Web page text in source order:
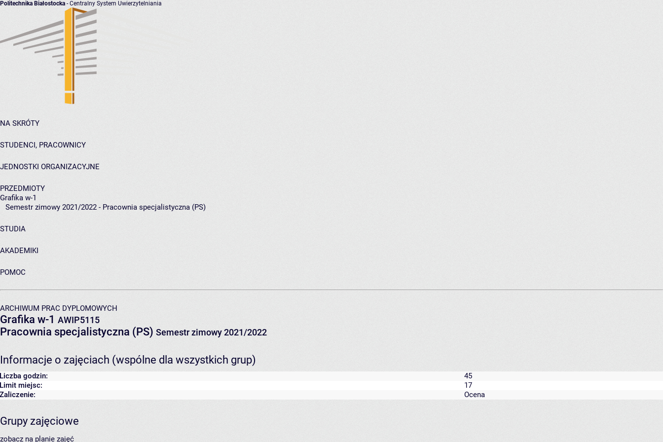
Politechnika Białostocka - Centralny System Uwierzytelniania
NA SKRÓTY
STUDENCI, PRACOWNICY
JEDNOSTKI ORGANIZACYJNE
PRZEDMIOTY
Grafika w-1
Semestr zimowy 2021/2022 - Pracownia specjalistyczna (PS)
STUDIA
AKADEMIKI
POMOC
ARCHIWUM PRAC DYPLOMOWYCH
Grafika w-1 AWIP5115
Pracownia specjalistyczna (PS) Semestr zimowy 2021/2022
Informacje o zajęciach (wspólne dla wszystkich grup)
Liczba godzin:
45
Limit miejsc:
17
Zaliczenie:
Ocena
Grupy zajęciowe
zobacz na planie zajęć